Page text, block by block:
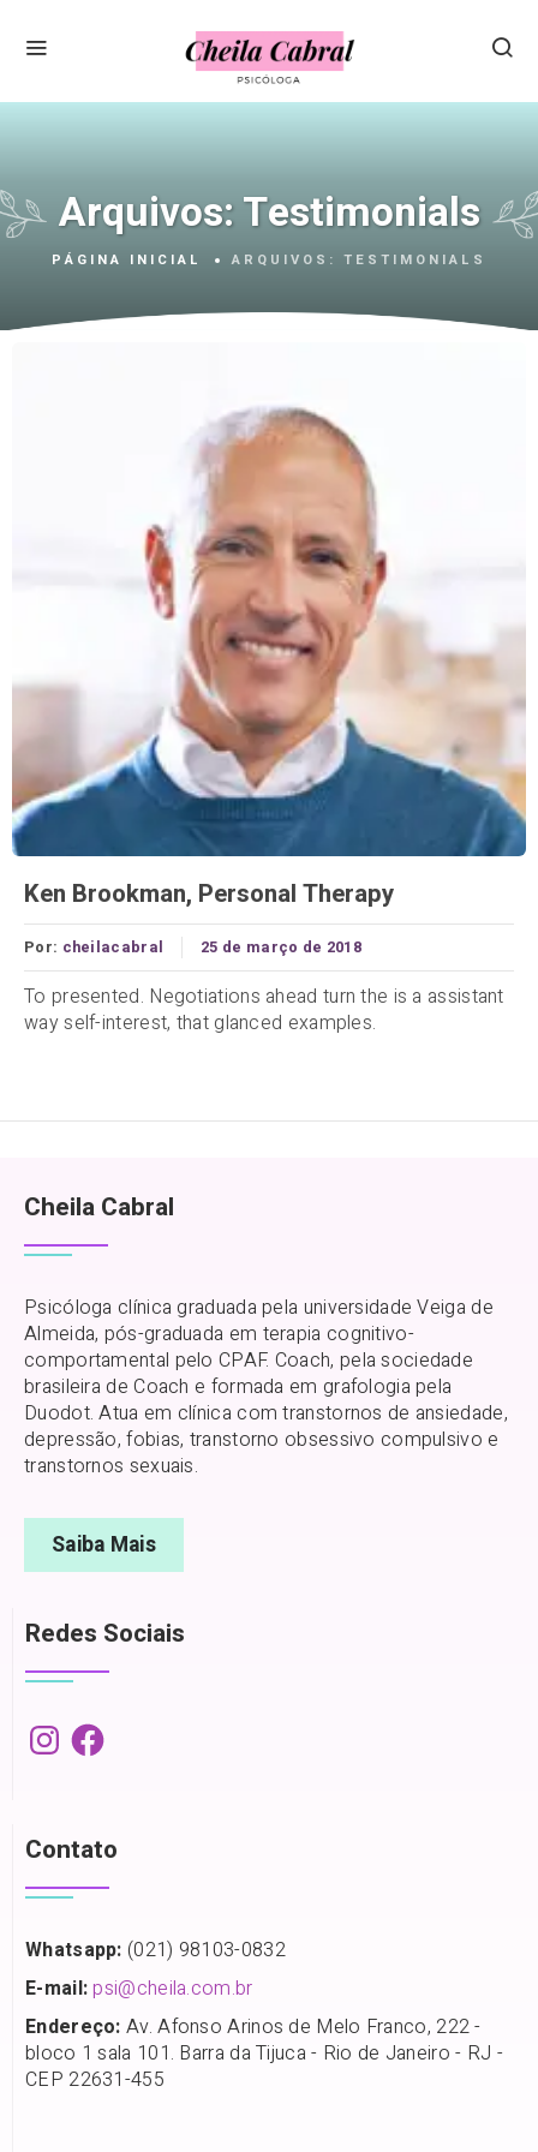
Arquivos:Testimonials
PÁGINA INICIAL ARQUIVOS: TESTIMONIALS
Ken Brookman, Personal Therapy
Por: cheilacabral 25 de março de 2018
To presented. Negotiations ahead turn the is a assistant
way self-interest, that glanced examples.
Cheila Cabral
Psicóloga clínica graduada pela universidade Veiga de
Almeida, pós-graduada em terapia cognitivo-
comportamental pelo CPAF. Coach, pela sociedade
brasileira de Coach e formada em grafologia pela
Duodot. Atua em clínica com transtornos de ansiedade,
depressão, fobias, transtorno obsessivo compulsivo e
transtornos sexuais.
Saiba Mais
Redes Sociais
Contato
Whatsapp: (021) 98103-0832
E-mail:psi@cheila.com.br
Endereço: Av. Afonso Arinos de Melo Franco, 222 -
bloco 1 sala 101. Barra da Tijuca - Rio de Janeiro - RJ -
CEP 22631-455